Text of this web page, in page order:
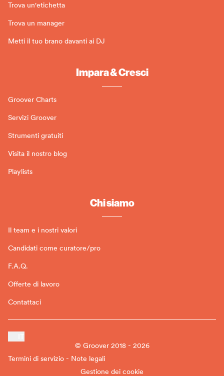
Trova un'etichetta
Trova un manager
Metti il tuo brano davanti ai DJ
Impara & Cresci
Groover Charts
Servizi Groover
Strumenti gratuiti
Visita il nostro blog
Playlists
Chi siamo
Il team e i nostri valori
Candidati come curatore/pro
F.A.Q.
Offerte di lavoro
Contattaci
© Groover 2018 - 2026
Termini di servizio - Note legali
Gestione dei cookie